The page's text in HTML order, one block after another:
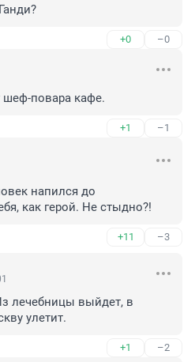
+0 –0
повара кафе.
+1 –1
напился до
как герой. Не стыдно?!
+11 –3
лечебницы выйдет, в
улетит.
+1 –2